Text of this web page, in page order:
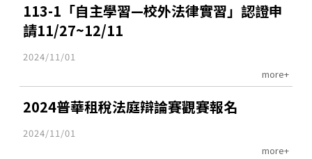
113-1「自主學習—校外法律實習」認證申
請11/27~12/11
2024/11/01
more+
2024普華租稅法庭辯論賽觀賽報名
2024/11/01
more+